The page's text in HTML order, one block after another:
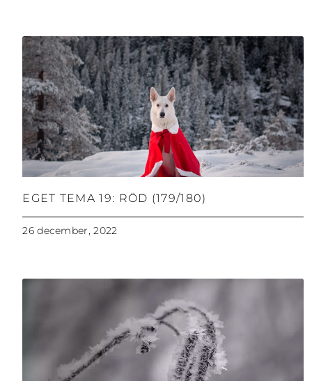
EGET TEMA 19: RÖD (179/180)
26 december, 2022